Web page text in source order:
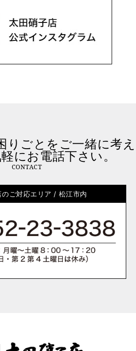
りごとをご一緒に考え
にお電話下さい。
CONTACT
のご対応エリア / 松江市内